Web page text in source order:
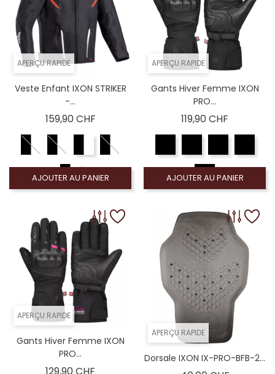
APERÇU RAPIDE
Veste Enfant IXON STRIKER
-...
159,90 CHFPrix
AJOUTER AU PANIER
APERÇU RAPIDE
Gants Hiver Femme IXON
PRO...
119,90 CHF
AJOUTER AU PANIER
APERÇU RAPIDE
Gants Hiver Femme IXON
PRO...
APERÇU RAPIDE
Dorsale IXON IX-PRO-BFB-2...